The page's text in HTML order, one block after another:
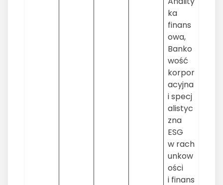
ka
finans
owa,
Banko
wość
korpor
acyjna
i specj
alistyc
zna
ESG
w rach
unkow
ości
i finans